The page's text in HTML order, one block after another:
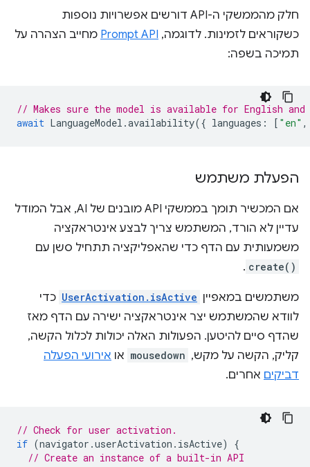
חלק מהממשקי ה-API דורשים אפשרויות נוספות
כשקוראים לזמינות. לדוגמה, Prompt API מחייב הצהרה על
תמיכה בשפה:
// Makes sure the model is available for English and
await LanguageModel .availability({ languages : [ "en" ,
הפעלת משתמש
אם המכשיר תומך בממשקי API מובנים של AI, אבל המודל
עדיין לא הורד, המשתמש צריך לבצע אינטראקציה
משמעותית עם הדף כדי שהאפליקציה תתחיל סשן עם
create()
.
משתמשים במאפיין UserActivation.isActive כדי
לוודא שהמשתמש יצר אינטראקציה ישירה עם הדף מאז
שהדף סיים להיטען. הפעולות האלה יכולות לכלול הקשה,
קליק, הקשה על מקש, mousedown או אירועי הפעלה
דביקים אחרים.
// Check for user activation.
if (navigator .userActivation . isActive)
{
// Create an instance of a built-in API